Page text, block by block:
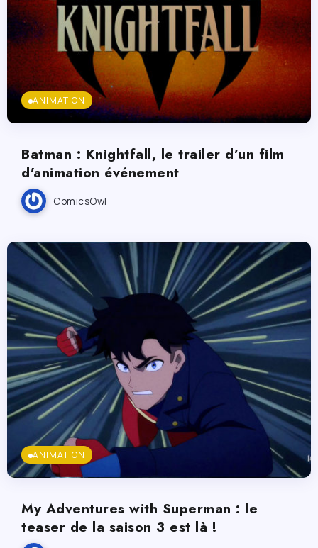
ANIMATION
Batman : Knightfall, le trailer d’un film
d’animation événement
ComicsOwl
ANIMATION
My Adventures with Superman : le
teaser de la saison 3 est là !